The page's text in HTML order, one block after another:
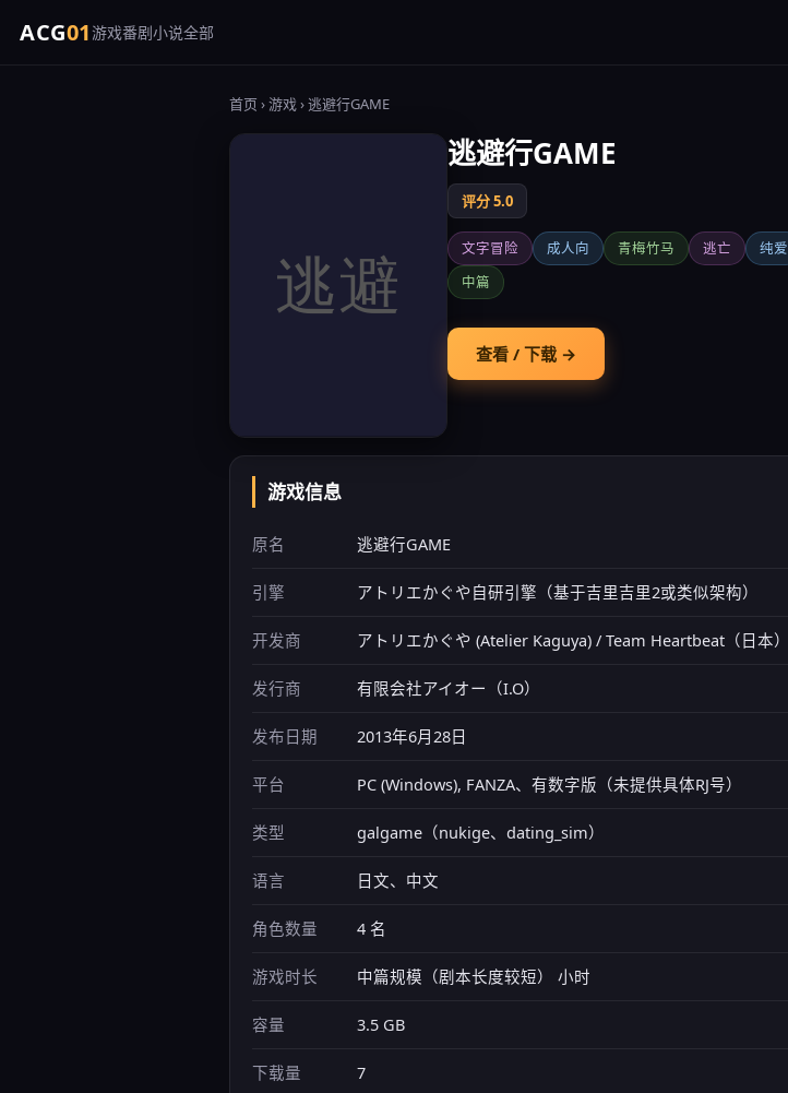
ACG01游戏番剧小说全部
首页 ›游戏› 逃避行GAME
逃避行GAME
评分 5.0
文字冒险 成人向 青梅竹马 逃亡 纯爱
中篇
查看 / 下载 →
游戏信息
原名 逃避行GAME
引擎 アトリエかぐや自研引擎（基于吉里吉里2或类似架构）
开发商 アトリエかぐや (Atelier Kaguya) / Team Heartbeat（日本）
发行商 有限会社アイオー（I.O）
发布日期 2013年6月28日
平台 PC (Windows), FANZA、有数字版（未提供具体RJ号）
类型 galgame（nukige、dating_sim）
语言 日文、中文
角色数量 4 名
游戏时长 中篇规模（剧本长度较短） 小时
容量 3.5 GB
下载量 7